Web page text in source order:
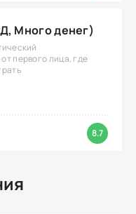
Много денег)
первого лица, где
8.7